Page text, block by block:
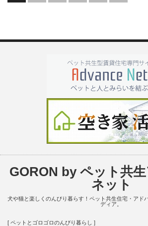
GORON by ペット共
ネット
犬や猫と楽しくのんびり暮らす！ペット共生住宅・アド
ディア。
[ ペットとゴロゴロのんびり暮らし ]